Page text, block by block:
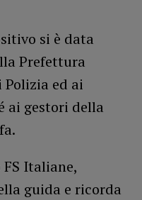
si è data
Prefettura
Polizia ed ai
ai gestori della
Italiane,
guida e ricorda